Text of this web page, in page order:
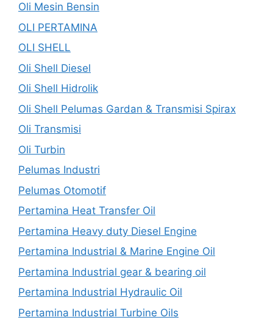
Oli Mesin Bensin
OLI PERTAMINA
OLI SHELL
Oli Shell Diesel
Oli Shell Hidrolik
Oli Shell Pelumas Gardan & Transmisi Spirax
Oli Transmisi
Oli Turbin
Pelumas Industri
Pelumas Otomotif
Pertamina Heat Transfer Oil
Pertamina Heavy duty Diesel Engine
Pertamina Industrial & Marine Engine Oil
Pertamina Industrial gear & bearing oil
Pertamina Industrial Hydraulic Oil
Pertamina Industrial Turbine Oils